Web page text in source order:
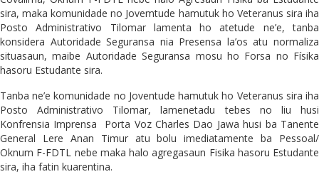
sira, maka komunidade no Jovemtude hamutuk ho Veteranus sira iha
Posto Administrativo Tilomar lamenta ho atetude ne’e, tanba
konsidera Autoridade Seguransa nia Presensa la’os atu normaliza
situasaun, maibe Autoridade Seguransa mosu ho Forsa no Físika
hasoru Estudante sira.
Tanba ne’e komunidade no Joventude hamutuk ho Veteranus sira iha
Posto Administrativo Tilomar, lamenetadu tebes no liu husi
Konfrensia Imprensa Porta Voz Charles Dao Jawa husi ba Tanente
General Lere Anan Timur atu bolu imediatamente ba Pessoal/
Oknum F-FDTL nebe maka halo agregasaun Fisika hasoru Estudante
sira, iha fatin kuarentina.